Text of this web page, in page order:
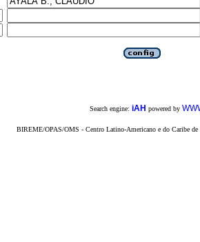
Search engine: iAH powered by
BIREME/OPAS/OMS - Centro Latino-Americano e do Caribe de